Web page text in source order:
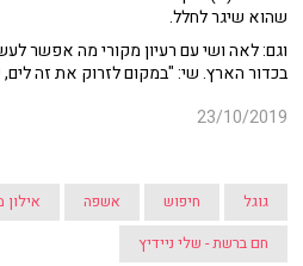
שהוא שיגר לחלל.
וגם: לאה ושי עם רעיון מקורי מה אפשר
בכדור הארץ. שי: "במקום לזרוק את זה לים,
23/10/2019
גוגל חיפוש אשפה
חם ברשת - שלי ניידיץ